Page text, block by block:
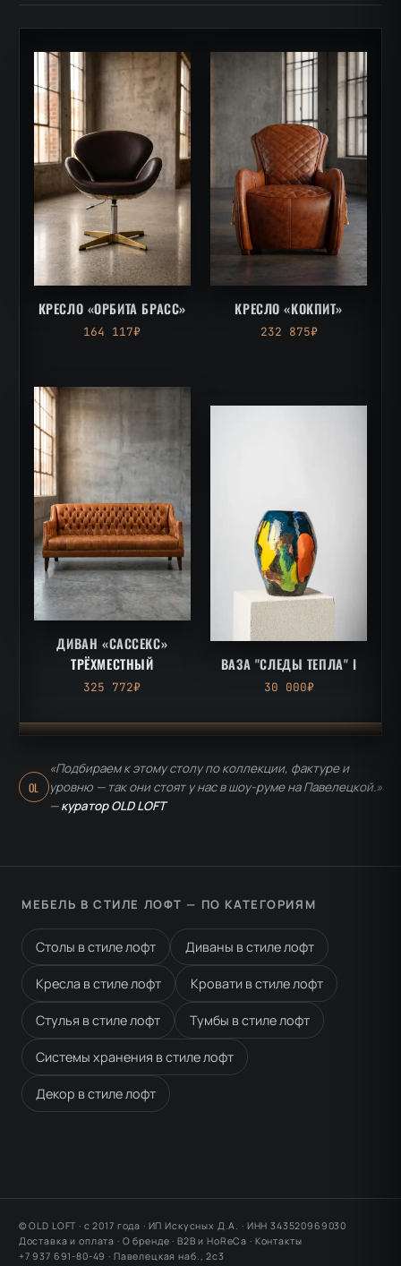
КРЕСЛО «ОРБИТА БРАСС»
164 117₽
КРЕСЛО «КОКПИТ»
232 875₽
ДИВАН «САССЕКС»
ТРЁХМЕСТНЫЙ
325 772₽
ВАЗА "СЛЕДЫ ТЕПЛА" I
30 000₽
OL
«Подбираем к этому столу по коллекции, фактуре и
уровню — так они стоят у нас в шоу-руме на Павелецкой.»
—куратор OLD LOFT
МЕБЕЛЬ В СТИЛЕ ЛОФТ — ПО КАТЕГОРИЯМ
Столы в стиле лофт Диваны в стиле лофт
Кресла в стиле лофт Кровати в стиле лофт
Стулья в стиле лофт Тумбы в стиле лофт
Системы хранения в стиле лофт
Декор в стиле лофт
© OLD LOFT · с 2017 года · ИП Искусных Д.А. · ИНН 343520969030
Доставка и оплата · О бренде ·B2B и HoReCa · Контакты
+7 937 691-80-49 · Павелецкая наб., 2с3